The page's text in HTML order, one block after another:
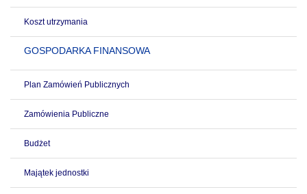
Koszt utrzymania
GOSPODARKA FINANSOWA
Plan Zamówień Publicznych
Zamówienia Publiczne
Budżet
Majątek jednostki